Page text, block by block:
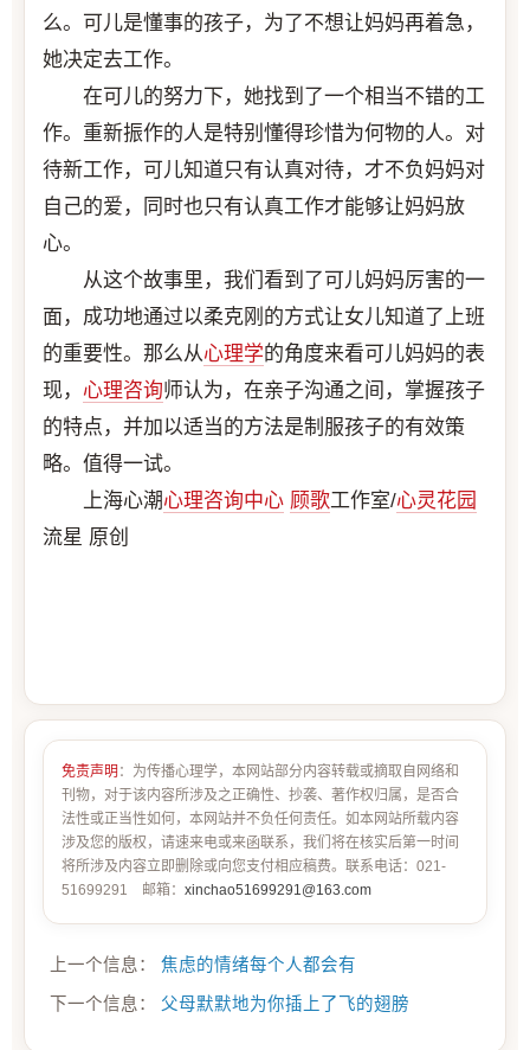
么。可儿是懂事的孩子，为了不想让妈妈再着急，
她决定去工作。
在可儿的努力下，她找到了一个相当不错的工
作。重新振作的人是特别懂得珍惜为何物的人。对
待新工作，可儿知道只有认真对待，才不负妈妈对
自己的爱，同时也只有认真工作才能够让妈妈放
心。
从这个故事里，我们看到了可儿妈妈厉害的一
面，成功地通过以柔克刚的方式让女儿知道了上班
的重要性。那么从心理学的角度来看可儿妈妈的表
现， 心理咨询师认为，在亲子沟通之间，掌握孩子
的特点，并加以适当的方法是制服孩子的有效策
略。值得一试。
上海心潮心理咨询中心 顾歌工作室/心灵花园
流星 原创
免责声明 ：为传播心理学，本网站部分内容转载或摘取自网络和
刊物，对于该内容所涉及之正确性、抄袭、著作权归属，是否合
法性或正当性如何，本网站并不负任何责任。如本网站所载内容
涉及您的版权，请速来电或来函联系，我们将在核实后第一时间
将所涉及内容立即删除或向您支付相应稿费。联系电话：021-
51699291 邮箱： xinchao51699291@163.com
上一个信息： 焦虑的情绪每个人都会有
下一个信息： 父母默默地为你插上了飞的翅膀